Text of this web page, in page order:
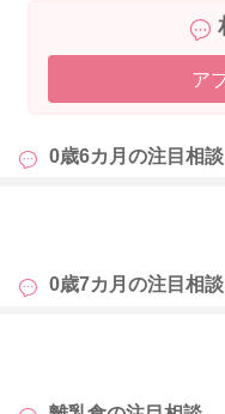
ア
0歳6カ月の注目相談
0歳7カ月の注目相談